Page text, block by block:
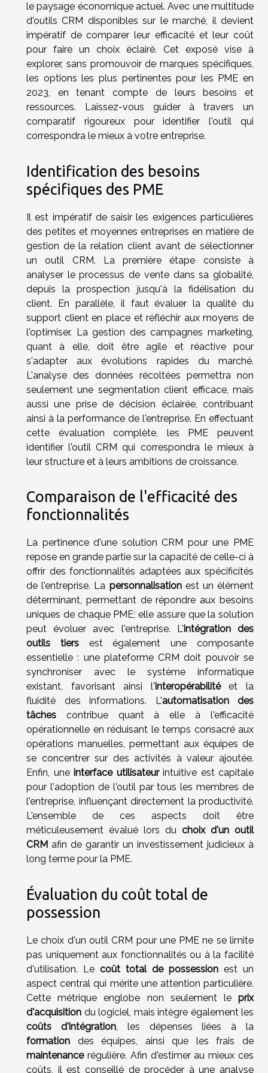
le paysage économique actuel. Avec une multitude
d'outils CRM disponibles sur le marché, il devient
impératif de comparer leur efficacité et leur coût
pour faire un choix éclairé. Cet exposé vise à
explorer, sans promouvoir de marques spécifiques,
les options les plus pertinentes pour les PME en
2023, en tenant compte de leurs besoins et
ressources. Laissez-vous guider à travers un
comparatif rigoureux pour identifier l'outil qui
correspondra le mieux à votre entreprise.
Identification des besoins
spécifiques des PME
Il est impératif de saisir les exigences particulières
des petites et moyennes entreprises en matière de
gestion de la relation client avant de sélectionner
un outil CRM. La première étape consiste à
analyser le processus de vente dans sa globalité,
depuis la prospection jusqu'à la fidélisation du
client. En parallèle, il faut évaluer la qualité du
support client en place et réfléchir aux moyens de
l'optimiser. La gestion des campagnes marketing,
quant à elle, doit être agile et réactive pour
s'adapter aux évolutions rapides du marché.
L'analyse des données récoltées permettra non
seulement une segmentation client efficace, mais
aussi une prise de décision éclairée, contribuant
ainsi à la performance de l'entreprise. En effectuant
cette évaluation complète, les PME peuvent
identifier l'outil CRM qui correspondra le mieux à
leur structure et à leurs ambitions de croissance.
Comparaison de l'efficacité des
fonctionnalités
La pertinence d'une solution CRM pour une PME
repose en grande partie sur la capacité de celle-ci à
offrir des fonctionnalités adaptées aux spécificités
de l'entreprise. La personnalisationest un élément
déterminant, permettant de répondre aux besoins
uniques de chaque PME; elle assure que la solution
peut évoluer avec l'entreprise. L'intégration des
outils tiersest également une composante
essentielle : une plateforme CRM doit pouvoir se
synchroniser avec le système informatique
existant, favorisant ainsi l'interopérabilitéet la
fluidité des informations. L'automatisation des
tâches contribue quant à elle à l'efficacité
opérationnelle en réduisant le temps consacré aux
opérations manuelles, permettant aux équipes de
se concentrer sur des activités à valeur ajoutée.
Enfin, une interface utilisateurintuitive est capitale
pour l'adoption de l'outil par tous les membres de
l'entreprise, influençant directement la productivité.
L'ensemble de ces aspects doit être
méticuleusement évalué lors du choix d'un outil
CRM afin de garantir un investissement judicieux à
long terme pour la PME.
Évaluation du coût total de
possession
Le choix d'un outil CRM pour une PME ne se limite
pas uniquement aux fonctionnalités ou à la facilité
d'utilisation. Le coût total de possession est un
aspect central qui mérite une attention particulière.
Cette métrique englobe non seulement le prix
d'acquisition du logiciel, mais intègre également les
coûts d'intégration, les dépenses liées à la
formation des équipes, ainsi que les frais de
maintenancerégulière. Afin d'estimer au mieux ces
coûts, il est conseillé de procéder à une analyse